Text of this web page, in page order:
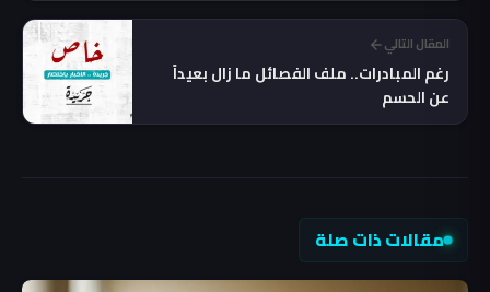
المقال التالي
رغم المبادرات.. ملف الفصائل ما زال بعيداً
عن الحسم
مقالات ذات صلة